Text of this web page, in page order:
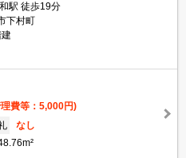
駅 徒歩19分
下村町
費等：5,000円)
なし